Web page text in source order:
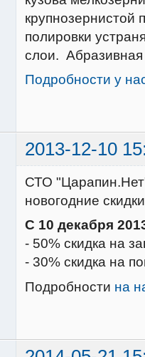
крупнозернистой
полировки
слои. Абразивная
Подробности у
2013-12-10
СТО
новогодние
C 10 декабря
- 50% скидка на
- 30% скидка на
Подробности на